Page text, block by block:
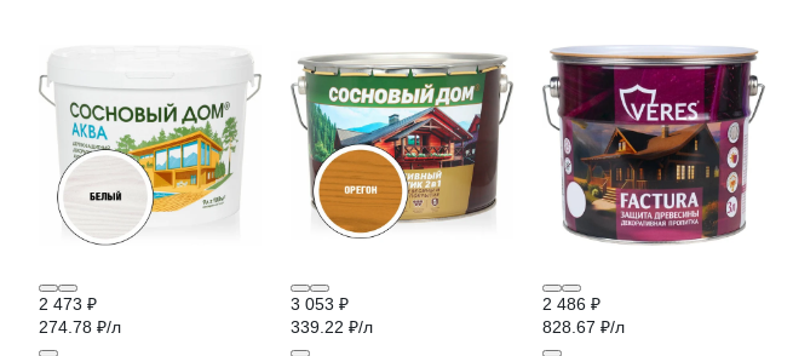
2 473 ₽
274.78 ₽/л
3 053 ₽
339.22 ₽/л
2 486 ₽
828.67 ₽/л